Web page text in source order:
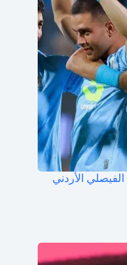
الأردني